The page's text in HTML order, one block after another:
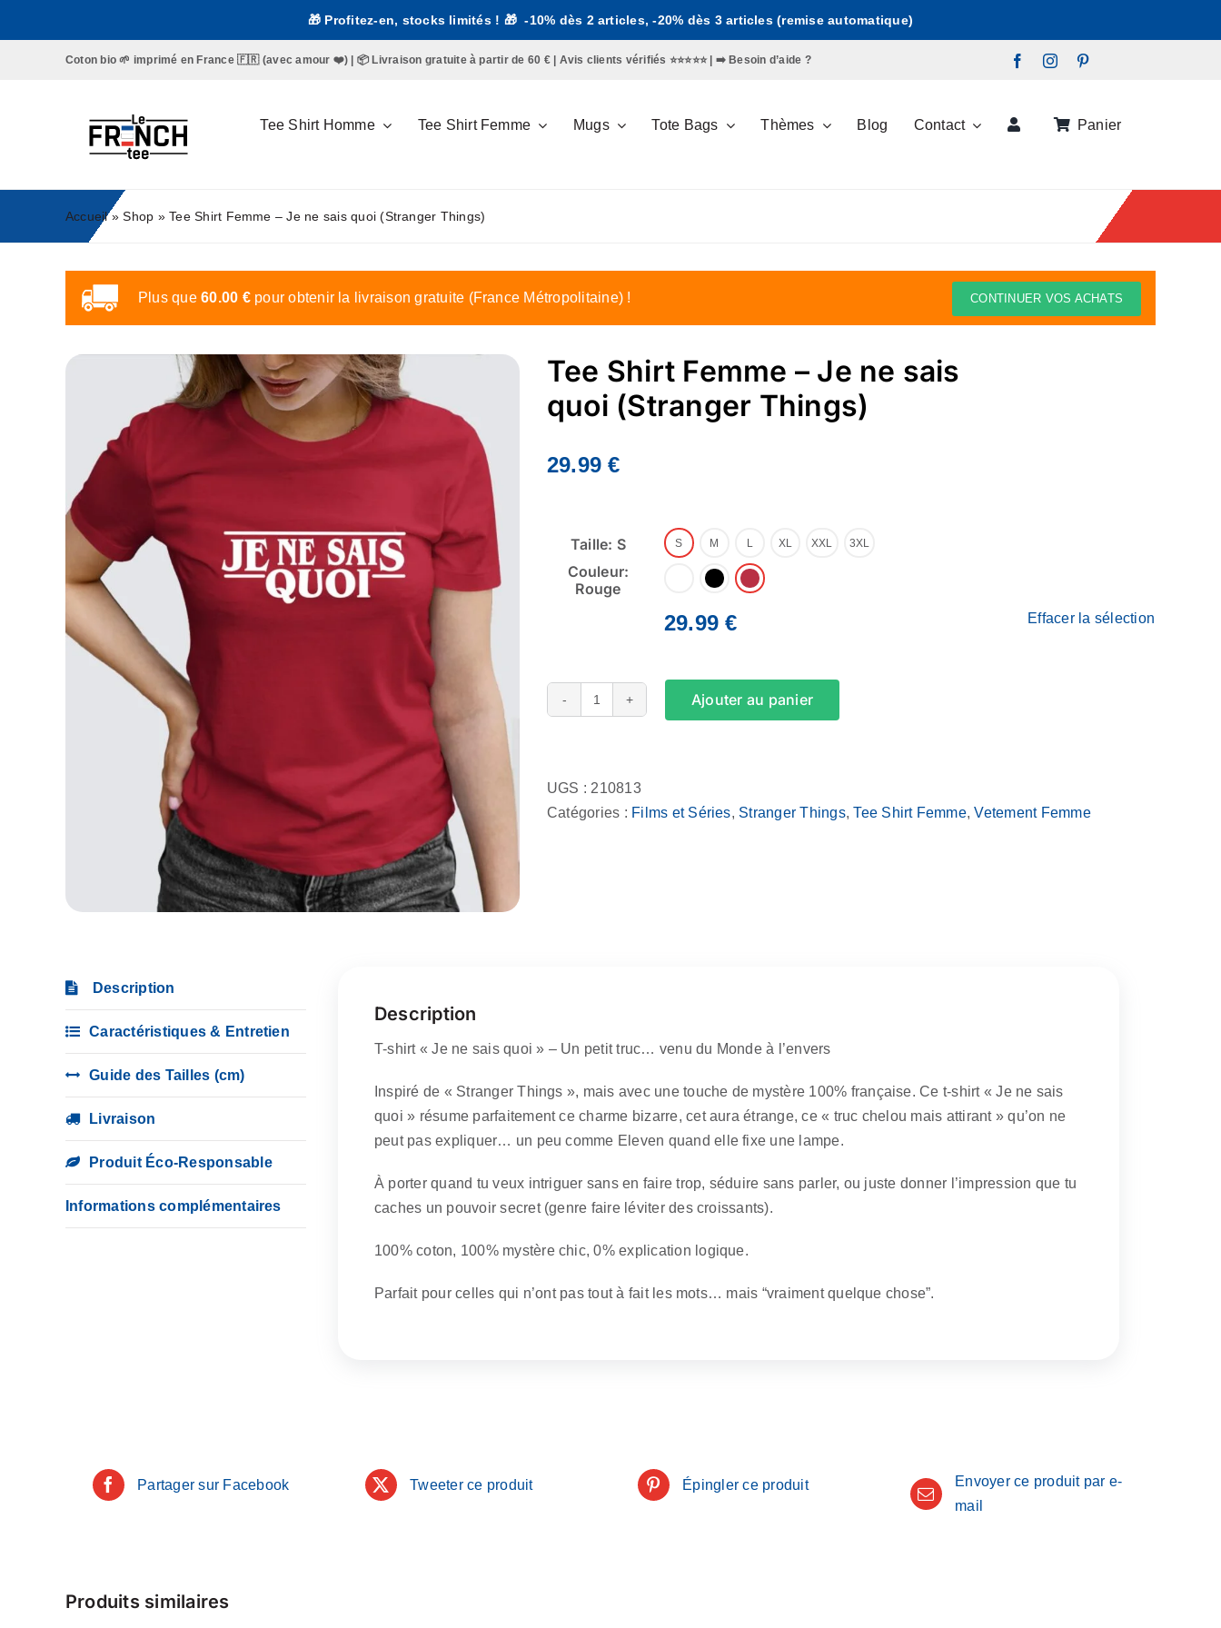
🎁 Profitez-en, stocks limités ! 🎁 -10% dès 2 articles, -20% dès 3 articles (remise automatique)
Coton bio 🌱 imprimé en France 🇫🇷 (avec amour ❤️) | 📦 Livraison gratuite à partir de 60 € | Avis clients vérifiés ⭐️⭐️⭐️⭐️⭐️ | ➡️ Besoin d’aide ?
Tee Shirt Homme Tee Shirt Femme Mugs Tote Bags Thèmes Blog Contact Panier
Accueil»Shop »Tee Shirt Femme – Je ne sais quoi (Stranger Things)
Plus que60.00 €pour obtenir la livraison gratuite (France Métropolitaine) ! CONTINUER VOS ACHATS
Tee Shirt Femme – Je ne sais
quoi (Stranger Things)
29.99€
Taille: S S M L XL XXL 3XL
Couleur:
Rouge
29.99€ Effacer la sélection
quantité
Shirt
Femme
Ajouter au panier
UGS : 210813
Catégories : Films et Séries, Stranger Things,Tee Shirt Femme,Vetement Femme
Description
Caractéristiques & Entretien
Guide des Tailles (cm)
Livraison
Produit Éco-Responsable
Informations complémentaires
Description
T-shirt « Je ne sais quoi » – Un petit truc… venu du Monde à l’envers
Inspiré de « Stranger Things », mais avec une touche de mystère 100% française. Ce t-shirt « Je ne sais
quoi » résume parfaitement ce charme bizarre, cet aura étrange, ce « truc chelou mais attirant » qu’on ne
peut pas expliquer… un peu comme Eleven quand elle fixe une lampe.
À porter quand tu veux intriguer sans en faire trop, séduire sans parler, ou juste donner l’impression que tu
caches un pouvoir secret (genre faire léviter des croissants).
100% coton, 100% mystère chic, 0% explication logique.
Parfait pour celles qui n’ont pas tout à fait les mots… mais “vraiment quelque chose”.
Partager sur Facebook Tweeter ce produit Épingler ce produit
Envoyer ce produit par e-
mail
Produits similaires